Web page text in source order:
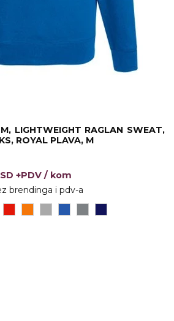
TEHNOLOGIJA
USB
TEHNOLOGIJA
TEKSTIL
KOŠULJE
TEKSTIL
KECELJE I
LIGHTWEIGHT RAGLAN SWEAT,
ROYAL PLAVA, M
+PDV / kom
brendinga i pdv-a